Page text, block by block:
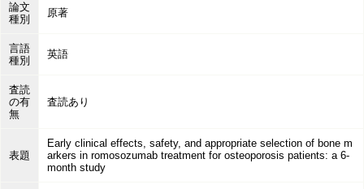
論文
種別
原著
言語
種別
英語
査読
の有
無
査読あり
表題
Early clinical effects, safety, and appropriate selection of bone m
arkers in romosozumab treatment for osteoporosis patients: a 6-
month study